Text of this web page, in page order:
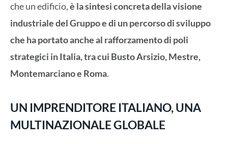
che un edificio,è la sintesi concreta della visione
industriale del Gruppo e di un percorso di sviluppo
che ha portato anche al rafforzamento di poli
strategici in Italia, tra cui Busto Arsizio, Mestre,
Montemarciano e Roma.
UN IMPRENDITORE ITALIANO, UNA
MULTINAZIONALE GLOBALE